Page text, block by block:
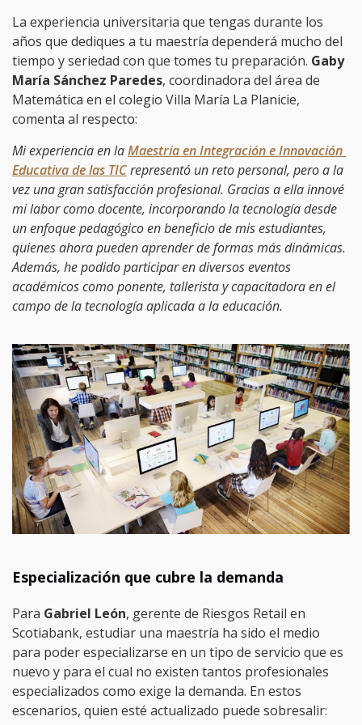
La experiencia universitaria que tengas durante los
años que dediques a tu maestría dependerá mucho del
tiempo y seriedad con que tomes tu preparación. Gaby
María Sánchez Paredes, coordinadora del área de
Matemática en el colegio Villa María La Planicie,
comenta al respecto:
Mi experiencia en laMaestría en Integración e Innovación
Educativa de las TICrepresentó un reto personal, pero a la
vez una gran satisfacción profesional. Gracias a ella innové
mi labor como docente, incorporando la tecnología desde
un enfoque pedagógico en beneficio de mis estudiantes,
quienes ahora pueden aprender de formas más dinámicas.
Además, he podido participar en diversos eventos
académicos como ponente, tallerista y capacitadora en el
campo de la tecnología aplicada a la educación.
Especialización que cubre la demanda
Para Gabriel León, gerente de Riesgos Retail en
Scotiabank, estudiar una maestría ha sido el medio
para poder especializarse en un tipo de servicio que es
nuevo y para el cual no existen tantos profesionales
especializados como exige la demanda. En estos
escenarios, quien esté actualizado puede sobresalir: